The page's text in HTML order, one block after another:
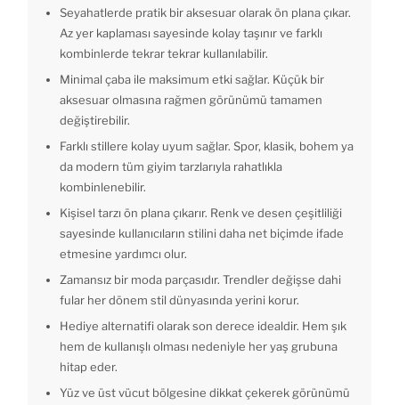
Seyahatlerde pratik bir aksesuar olarak ön plana çıkar.
Az yer kaplaması sayesinde kolay taşınır ve farklı
kombinlerde tekrar tekrar kullanılabilir.
Minimal çaba ile maksimum etki sağlar. Küçük bir
aksesuar olmasına rağmen görünümü tamamen
değiştirebilir.
Farklı stillere kolay uyum sağlar. Spor, klasik, bohem ya
da modern tüm giyim tarzlarıyla rahatlıkla
kombinlenebilir.
Kişisel tarzı ön plana çıkarır. Renk ve desen çeşitliliği
sayesinde kullanıcıların stilini daha net biçimde ifade
etmesine yardımcı olur.
Zamansız bir moda parçasıdır. Trendler değişse dahi
fular her dönem stil dünyasında yerini korur.
Hediye alternatifi olarak son derece idealdir. Hem şık
hem de kullanışlı olması nedeniyle her yaş grubuna
hitap eder.
Yüz ve üst vücut bölgesine dikkat çekerek görünümü